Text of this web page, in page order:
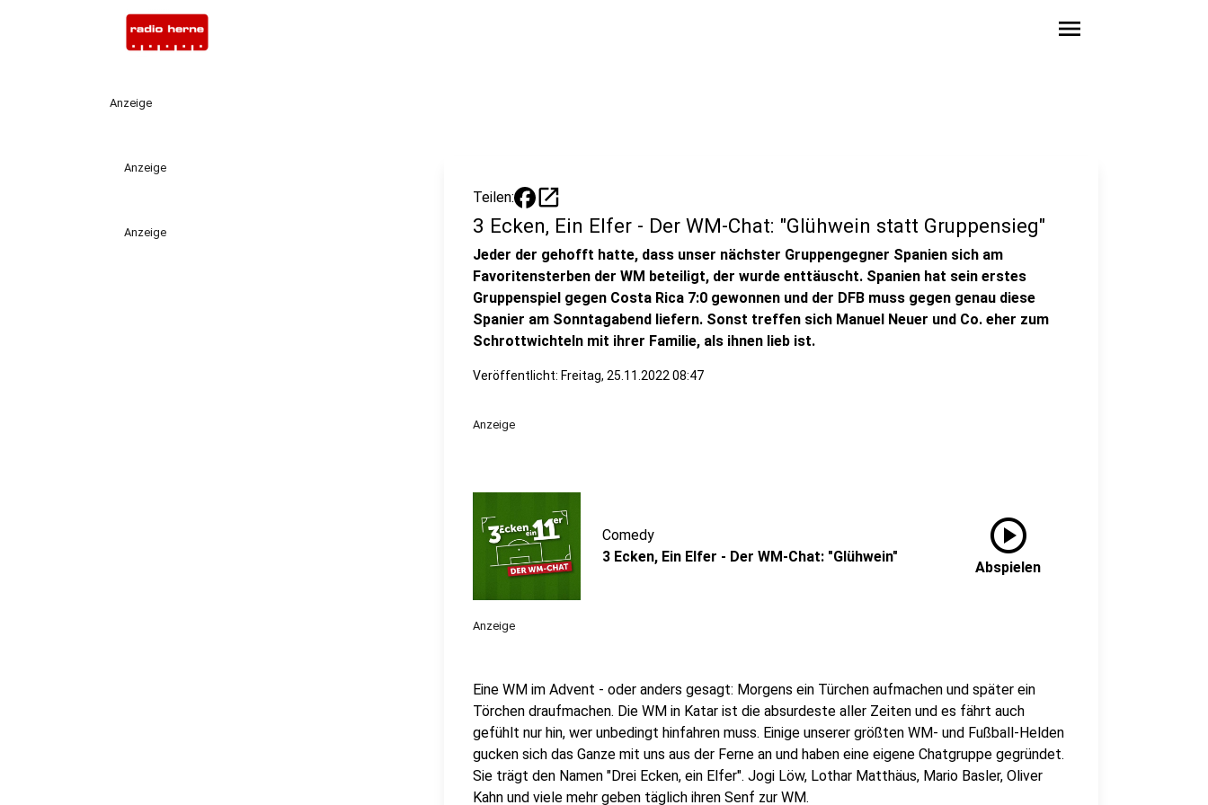
menu
Anzeige
Anzeige
Anzeige
Teilen: open_in_new
3 Ecken, Ein Elfer - Der WM-Chat: "Glühwein statt Gruppensieg"
Jeder der gehofft hatte, dass unser nächster Gruppengegner Spanien sich am
Favoritensterben der WM beteiligt, der wurde enttäuscht. Spanien hat sein erstes
Gruppenspiel gegen Costa Rica 7:0 gewonnen und der DFB muss gegen genau diese
Spanier am Sonntagabend liefern. Sonst treffen sich Manuel Neuer und Co. eher zum
Schrottwichteln mit ihrer Familie, als ihnen lieb ist.
Veröffentlicht: Freitag, 25.11.2022 08:47
Anzeige
Comedy
3 Ecken, Ein Elfer - Der WM-Chat: "Glühwein"
play_circle
Abspielen
Anzeige
Eine WM im Advent - oder anders gesagt: Morgens ein Türchen aufmachen und später ein
Törchen draufmachen. Die WM in Katar ist die absurdeste aller Zeiten und es fährt auch
gefühlt nur hin, wer unbedingt hinfahren muss. Einige unserer größten WM- und Fußball-Helden
gucken sich das Ganze mit uns aus der Ferne an und haben eine eigene Chatgruppe gegründet.
Sie trägt den Namen "Drei Ecken, ein Elfer". Jogi Löw, Lothar Matthäus, Mario Basler, Oliver
Kahn und viele mehr geben täglich ihren Senf zur WM.